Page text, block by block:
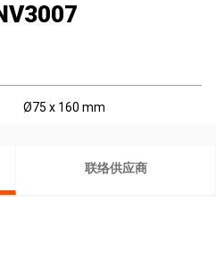
Ø75 x 160 mm
联络供应商